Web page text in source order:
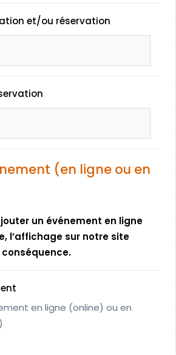
et/ou réservation
(en ligne ou en
un événement en ligne
l’affichage sur notre site
en ligne (online) ou en